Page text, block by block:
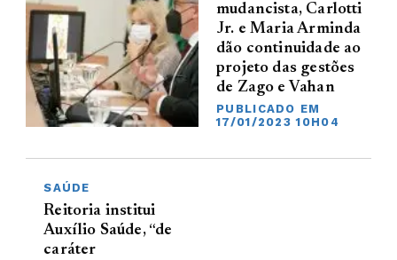
mudancista, Carlotti
Jr. e Maria Arminda
dão continuidade ao
projeto das gestões
de Zago e Vahan
PUBLICADO EM
17/01/2023 10H04
SAÚDE
Reitoria institui
Auxílio Saúde, “de
caráter